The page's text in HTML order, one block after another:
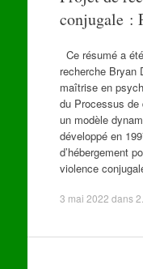
conjugale :
Ce résumé a
recherche Bryan
maîtrise en
du Processus de
un modèle
développé en
d’hébergement
violence
3 mai 2022 dans